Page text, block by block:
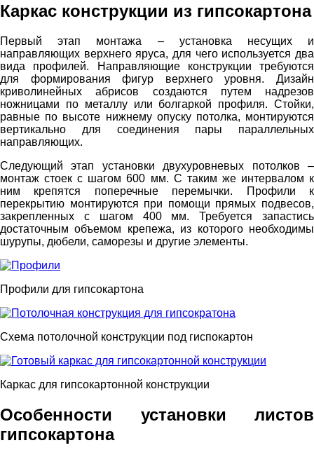
Каркас конструкции из гипсокартона
Первый этап монтажа – установка несущих и
направляющих верхнего яруса, для чего используется два
вида профилей. Направляющие конструкции требуются
для формирования фигур верхнего уровня. Дизайн
криволинейных абрисов создаются путем надрезов
ножницами по металлу или болгаркой профиля. Стойки,
равные по высоте нижнему опуску потолка, монтируются
вертикально для соединения пары параллельных
направляющих.
Следующий этап установки двухуровневых потолков –
монтаж стоек с шагом 600 мм. С таким же интервалом к
ним крепятся поперечные перемычки. Профили к
перекрытию монтируются при помощи прямых подвесов,
закрепленных с шагом 400 мм. Требуется запастись
достаточным объемом крепежа, из которого необходимы
шурупы, дюбели, саморезы и другие элементы.
Профили для гипсокартона
Схема потолочной конструкции под гиспокартон
Каркас для гипсокартонной конструкции
Особенности установки листов
гипсокартона